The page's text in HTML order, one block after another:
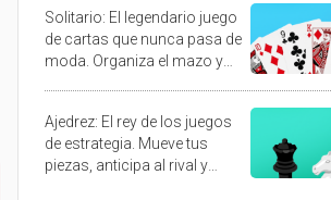
Solitario: El legendario juego
de cartas que nunca pasa de
moda. Organiza el mazo y
Ajedrez: El rey de los juegos
de estrategia. Mueve tus
piezas, anticipa al rival y